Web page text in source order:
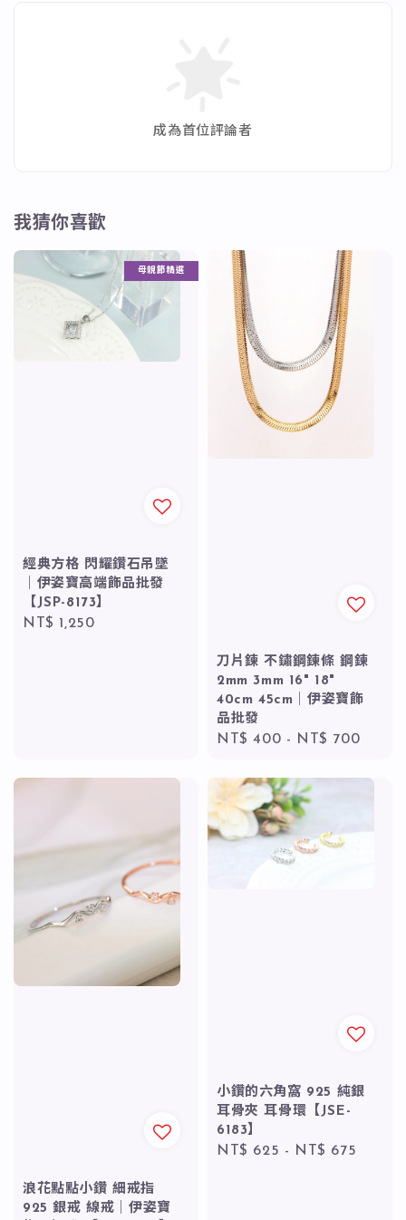
成為首位評論者
我猜你喜歡
母親節精選
經典方格 閃耀鑽石吊墜
｜伊姿寶高端飾品批發
【JSP-8173】
Regular
NT$ 1,250
刀片鍊 不鏽鋼鍊條 鋼鍊
2mm 3mm 16" 18"
40cm 45cm｜伊姿寶飾
品批發
Regular
NT$ 400 - NT$ 700
浪花點點小鑽 細戒指
925 銀戒 線戒｜伊姿寶
小鑽的六角窩 925 純銀
耳骨夾 耳骨環【JSE-
6183】
Regular
NT$ 625 - NT$ 675